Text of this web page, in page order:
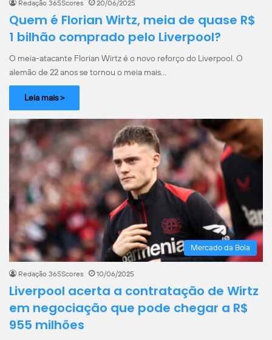
Redação 365Scores 20/06/2025
Quem é Florian Wirtz, meia de quase R$
1 bilhão comprado pelo Liverpool?
O meia-atacante Florian Wirtz é o novo reforço do Liverpool. O
alemão de 22 anos se tornou o meia mais…
Leia mais >
Mercado da Bola
Redação 365Scores 10/06/2025
Liverpool acerta a contratação de Wirtz
em negociação que pode chegar a R$
955 milhões